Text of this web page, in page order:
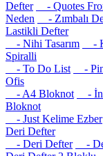
Defter
- Quotes
Neden
- Zımbalı
Lastikli Defter
- Nihi Tasarım
-
Spiralli
- To Do List
-
Ofis
- A4 Bloknot
-
Bloknot
- Just Kelime Ezber
Deri Defter
- Deri Defter
-